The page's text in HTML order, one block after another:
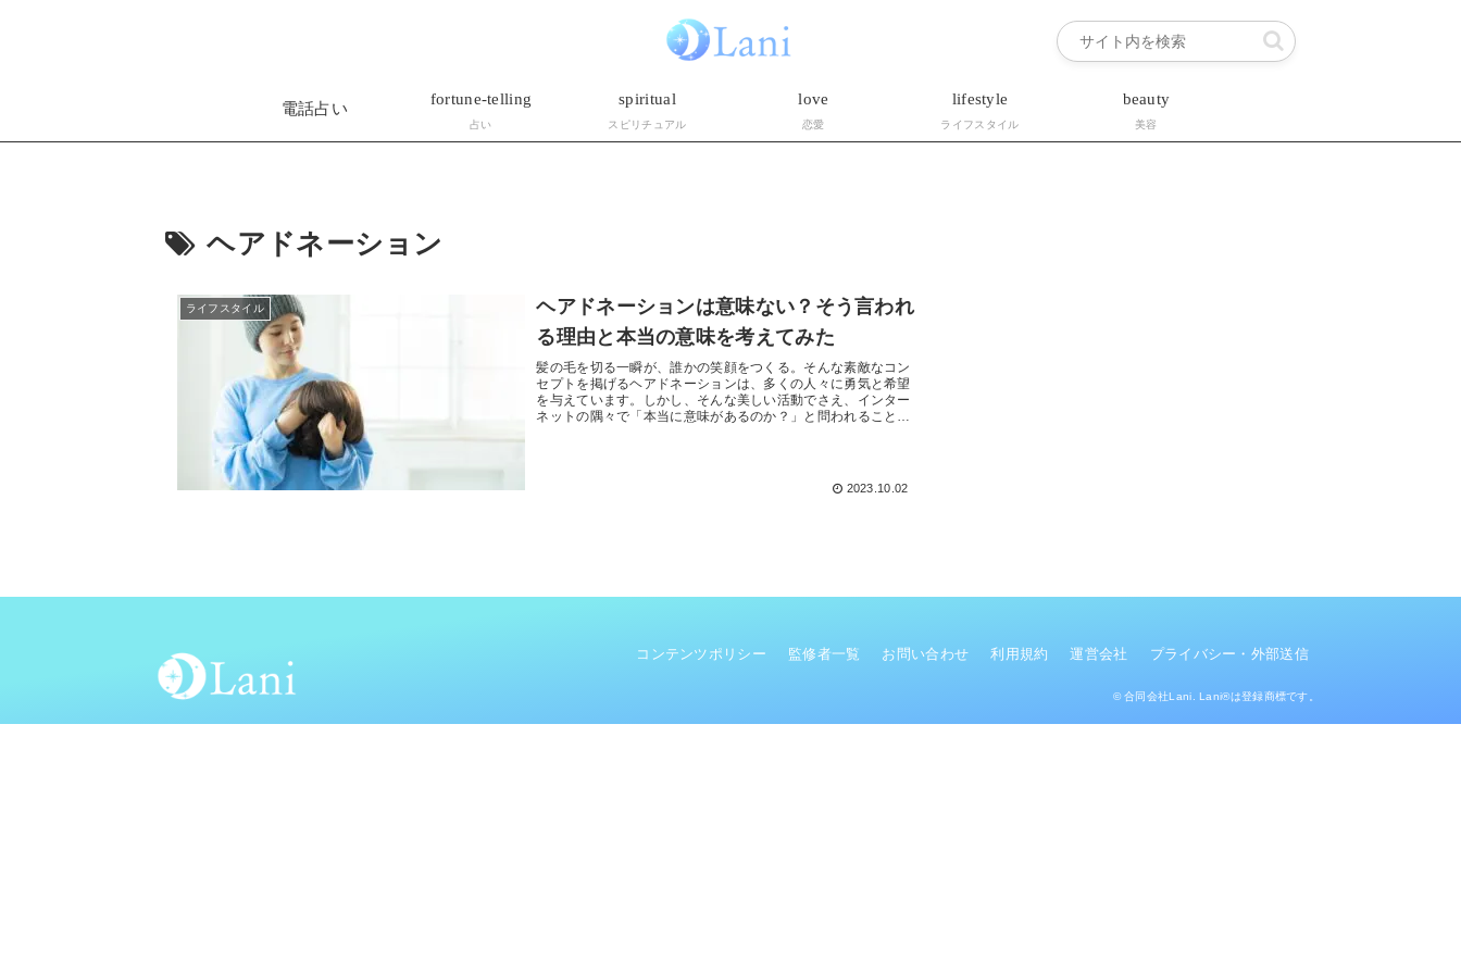
電話占い
fortune-telling
占い
spiritual
スピリチュアル
love
恋愛
lifestyle
ライフスタイル
beauty
美容
ヘアドネーション
ライフスタイル
ヘアドネーションは意味ない？そう言われ
る理由と本当の意味を考えてみた
髪の毛を切る一瞬が、誰かの笑顔をつくる。そんな素敵なコン
セプトを掲げるヘアドネーションは、多くの人々に勇気と希望
を与えています。しかし、そんな美しい活動でさえ、インター
ネットの隅々で「本当に意味があるのか？」と問われることが
2023.10.02
コンテンツポリシー 監修者一覧 お問い合わせ 利用規約 運営会社 プライバシー・外部送信
© 合同会社Lani. Lani®は登録商標です。